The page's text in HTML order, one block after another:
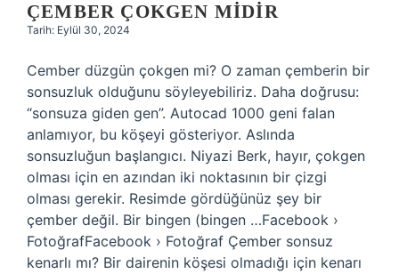
ÇEMBER ÇOKGEN MIDIR
Tarih: Eylül 30, 2024
Cember düzgün çokgen mi? O zaman çemberin bir
sonsuzluk olduğunu söyleyebiliriz. Daha doğrusu:
“sonsuza giden gen”. Autocad 1000 geni falan
anlamıyor, bu köşeyi gösteriyor. Aslında
sonsuzluğun başlangıcı. Niyazi Berk, hayır, çokgen
olması için en azından iki noktasının bir çizgi
olması gerekir. Resimde gördüğünüz şey bir
çember değil. Bir bingen (bingen …Facebook ›
FotoğrafFacebook › Fotoğraf Çember sonsuz
kenarlı mı? Bir dairenin köşesi olmadığı için kenarı